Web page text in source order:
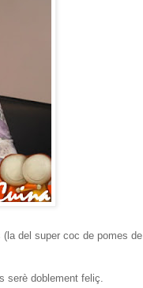
del super coc de pomes de
serè doblement feliç.